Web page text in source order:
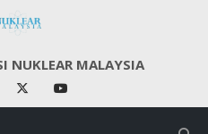
NUKLEAR MALAYSIA